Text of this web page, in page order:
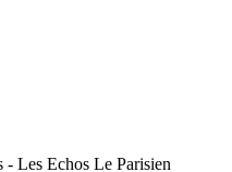
Les Echos Le Parisien